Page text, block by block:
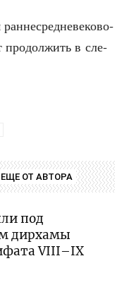
про­дол­жить в сле­
ЕЩЕ ОТ АВТОРА
под
дирхамы
VIII–IX